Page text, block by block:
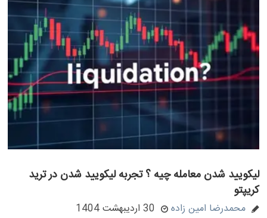
لیکویید شدن معامله چیه ؟ تجربه لیکویید شدن در ترید
کریپتو
محمدرضا امین زاده 30 اردیبهشت 1404